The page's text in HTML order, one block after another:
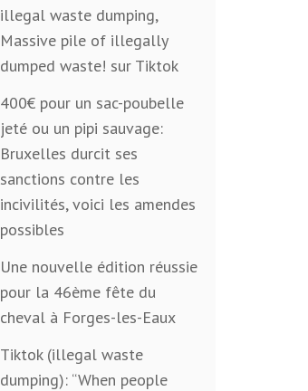
illegal waste dumping,
Massive pile of illegally
dumped waste! sur Tiktok
400€ pour un sac-poubelle
jeté ou un pipi sauvage:
Bruxelles durcit ses
sanctions contre les
incivilités, voici les amendes
possibles
Une nouvelle édition réussie
pour la 46ème fête du
cheval à Forges-les-Eaux
Tiktok (illegal waste
dumping): “When people